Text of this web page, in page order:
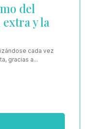
del
y la
cada vez
gracias a...